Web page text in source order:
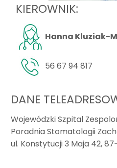
KIEROWNIK:
Hanna Kluziak-
56 67 94 817
DANE
Wojewódzki Szpital
Poradnia Stomatologii
ul. Konstytucji 3 Maja 42,